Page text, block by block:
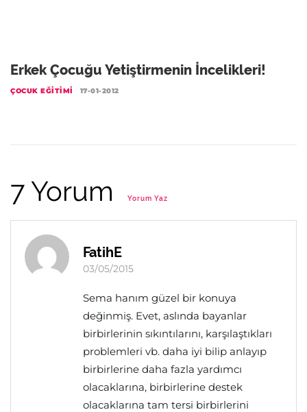
Erkek Çocuğu Yetiştirmenin İncelikleri!
ÇOCUK EĞITIMI 17-01-2012
7 Yorum Yorum Yaz
FatihE
03/05/2015
Sema hanım güzel bir konuya
değinmiş. Evet, aslında bayanlar
birbirlerinin sıkıntılarını, karşılaştıkları
problemleri vb. daha iyi bilip anlayıp
birbirlerine daha fazla yardımcı
olacaklarına, birbirlerine destek
olacaklarına tam tersi birbirlerini